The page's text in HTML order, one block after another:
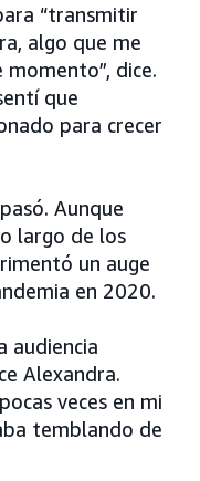
“transmitir
algo que me
momento”, dice.
que
para crecer
Aunque
largo de los
un auge
en 2020.
audiencia
Alexandra.
veces en mi
temblando de